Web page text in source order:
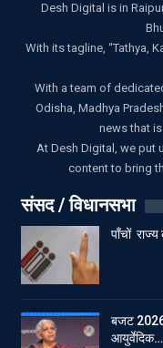
Desh Digital is in
With its tagline, “Tathya,
With a team of
Odisha, Madhya
news that
At Desh Digital, we put
content to bring
संसद / विधानसभा
पाँचों
बजट
आयुर्वेदिक…